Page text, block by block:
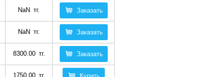
NaN тг. Заказать
NaN тг. Заказать
8300.00 тг. Заказать
1750.00 тг.